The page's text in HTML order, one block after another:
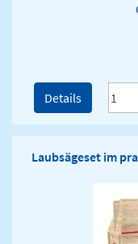
Details
Laubsägeset im